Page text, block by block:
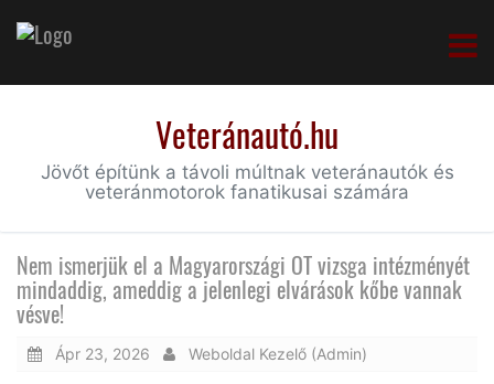
Veteránautó.hu
Jövőt építünk a távoli múltnak veteránautók és
veteránmotorok fanatikusai számára
Nem ismerjük el a Magyarországi OT vizsga intézményét
mindaddig, ameddig a jelenlegi elvárások kőbe vannak
vésve!
Ápr 23, 2026 Weboldal Kezelő (Admin)